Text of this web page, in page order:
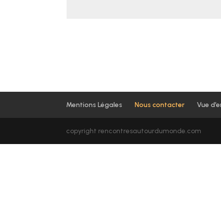
Mentions Légales Nous contacter Vue
copyright rencontresautourdumonde.com